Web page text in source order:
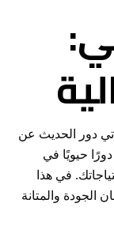
دور الحديث عن
حيويًا في
في هذا
والمتانة